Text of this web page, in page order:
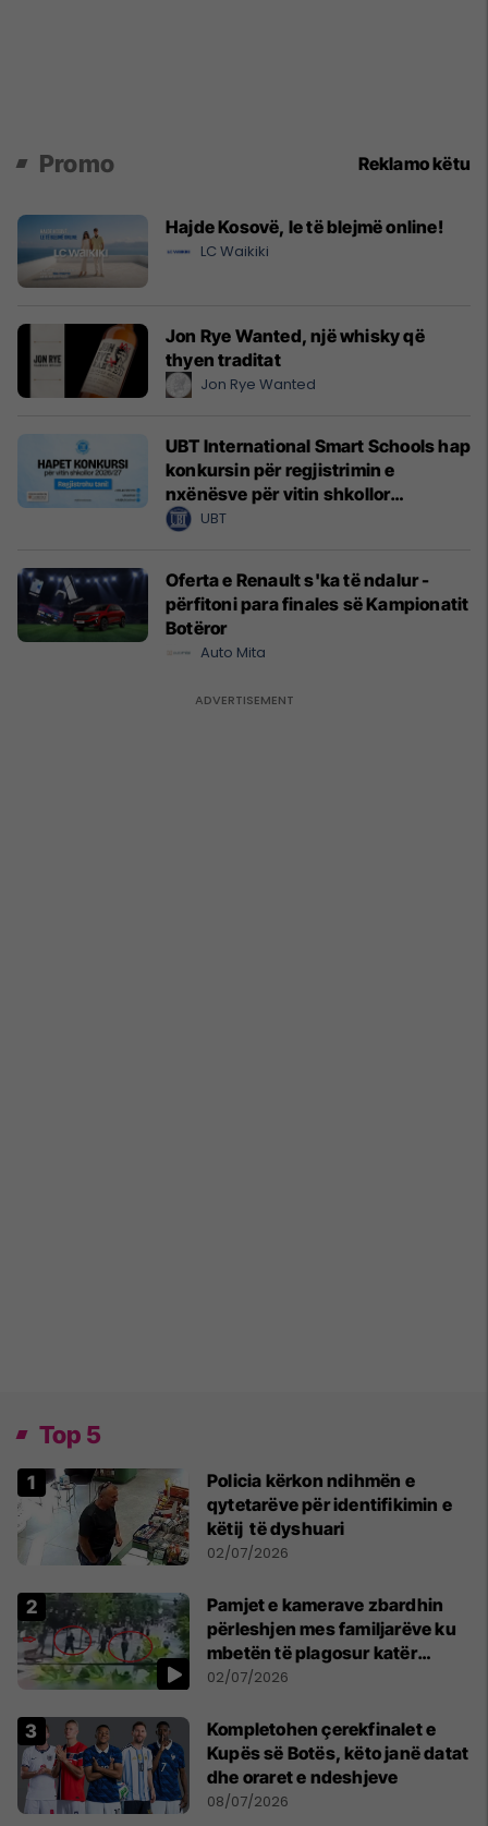
Promo Reklamo këtu
Hajde Kosovë, le të blejmë online!
LC Waikiki
Jon Rye Wanted, një whisky që
thyen traditat
Jon Rye Wanted
UBT International Smart Schools hap
konkursin për regjistrimin e
nxënësve për vitin shkollor
2026/2027
UBT
Oferta e Renault s'ka të ndalur -
përfitoni para finales së Kampionatit
Botëror
Auto Mita
Top 5
Policia kërkon ndihmën e
qytetarëve për identifikimin e
këtij të dyshuari
02/07/2026
Pamjet e kamerave zbardhin
përleshjen mes familjarëve ku
mbetën të plagosur katër
persona
02/07/2026
Kompletohen çerekfinalet e
Kupës së Botës, këto janë datat
dhe oraret e ndeshjeve
08/07/2026